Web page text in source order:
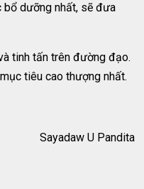
bổ dưỡng nhất, sẽ đưa
tinh tấn trên đường đạo.
tiêu cao thượng nhất.
Sayadaw U Pandita